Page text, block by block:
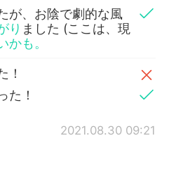
が、お陰で劇的な風
り ました (ここは、現
かも。
！
た！
2021.08.30 09:21